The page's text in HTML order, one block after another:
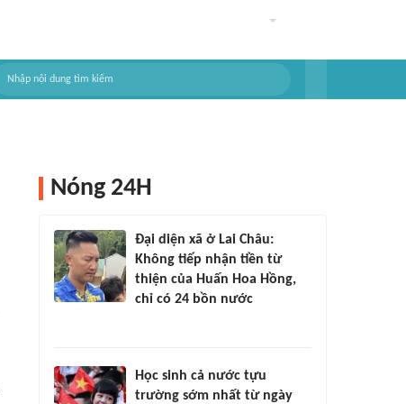
Nóng 24H
Đại diện xã ở Lai Châu:
Không tiếp nhận tiền từ
thiện của Huấn Hoa Hồng,
chỉ có 24 bồn nước
Học sinh cả nước tựu
trường sớm nhất từ ngày